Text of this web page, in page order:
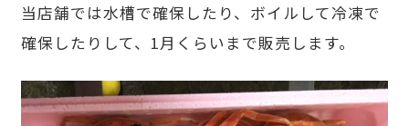
当店舗では水槽で確保したり、ボイルして冷凍で
確保したりして、1月くらいまで販売します。